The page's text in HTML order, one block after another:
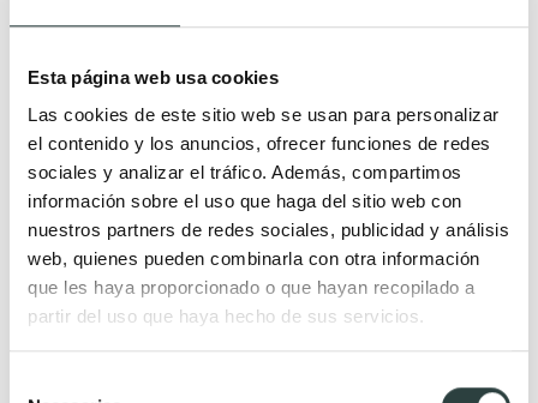
Esta página web usa cookies
Las cookies de este sitio web se usan para personalizar
el contenido y los anuncios, ofrecer funciones de redes
sociales y analizar el tráfico. Además, compartimos
información sobre el uso que haga del sitio web con
nuestros partners de redes sociales, publicidad y análisis
web, quienes pueden combinarla con otra información
que les haya proporcionado o que hayan recopilado a
partir del uso que haya hecho de sus servicios.
Espejos dorados redondos
para baño
Espejos ovalados dorados de
baño
Espejos dorados vintage de
baño
Espejo de baño de madera
Espejos de baño negros
Espejos cuadrados para baño
Espejos redondos para baño
Espejos irregulares de baño
Espejos hexagonales de baño
Espejos de baño
rectangulares
Espejos de baño redondos